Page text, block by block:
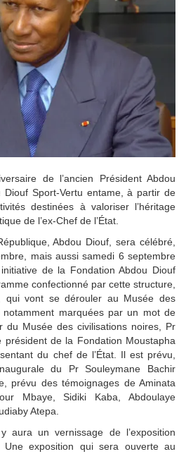
de l’ancien Président Abdou
Diouf Sport-Vertu entame, à partir de
destinées à valoriser l’héritage
de l’ex-Chef de l’État.
Abdou Diouf, sera célébré,
mais aussi samedi 6 septembre
de la Fondation Abdou Diouf
confectionné par cette structure,
qui vont se dérouler au Musée des
notamment marquées par un mot de
du Musée des civilisations noires, Pr
président de la Fondation Moustapha
du chef de l’État. Il est prévu,
du Pr Souleymane Bachir
prévu des témoignages de Aminata
Mbaye, Sidiki Kaba, Abdoulaye
Atepa.
aura un vernissage de l’exposition
exposition qui sera ouverte au